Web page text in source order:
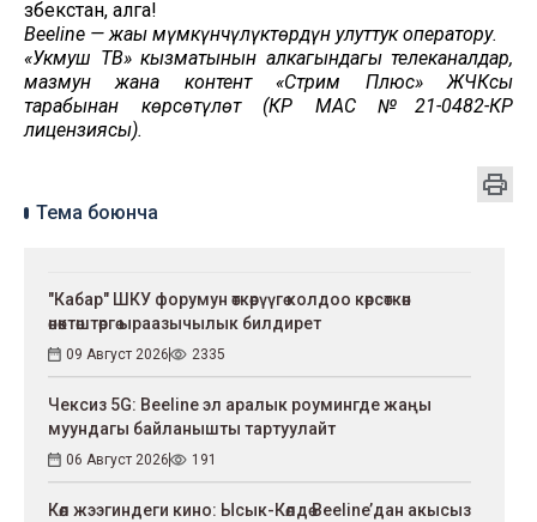
Өзбекстан, алга!
Beeline — жаңы мүмкүнчүлүктөрдүн улуттук оператору.
«Укмуш ТВ» кызматынын алкагындагы телеканалдар,
мазмун жана контент «Стрим Плюс» ЖЧКсы
тарабынан көрсөтүлөт (КР МАС №21-0482-КР
лицензиясы).
Тема боюнча
"Кабар" ШКУ форумун өткөрүүгө колдоо көрсөткөн
өнөктөштөргө ыраазычылык билдирет
09 Август 2026 2335
Чексиз 5G: Beeline эл аралык роумингде жаңы
муундагы байланышты тартуулайт
06 Август 2026 191
Көл жээгиндеги кино: Ысык-Көлдө Beeline’дан акысыз